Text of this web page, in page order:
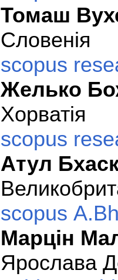
Томаш
Словенія
scopus
Желько
Хорватія
scopus
Атул
scopus
Марцін
Ярослава